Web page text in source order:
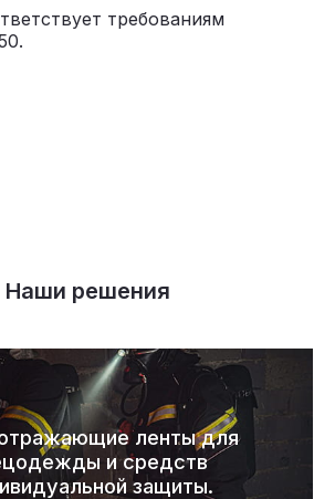
требованиям
Наши решения
ленты для
и средств
защиты.